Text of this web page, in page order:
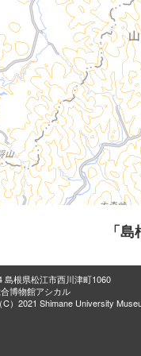
「
島根県松江市西川津町1060
博物館アシカル
）2021 Shimane University